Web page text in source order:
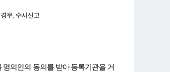
우, 수시신고
의인의 동의를 받아 등록기관을 거